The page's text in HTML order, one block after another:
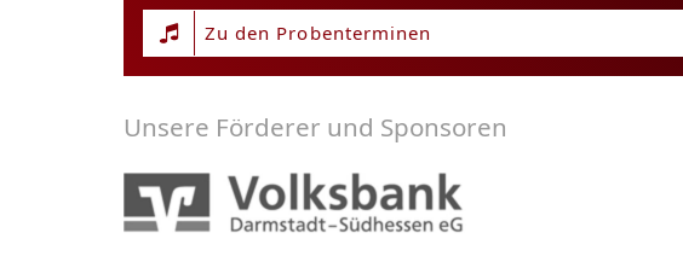
Zu den Probenterminen
Unsere Förderer und Sponsoren